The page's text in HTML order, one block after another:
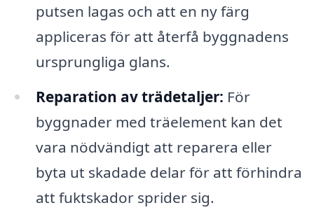
putsen lagas och att en ny färg
appliceras för att återfå byggnadens
ursprungliga glans.
Reparation av trädetaljer: För
byggnader med träelement kan det
vara nödvändigt att reparera eller
byta ut skadade delar för att förhindra
att fuktskador sprider sig.